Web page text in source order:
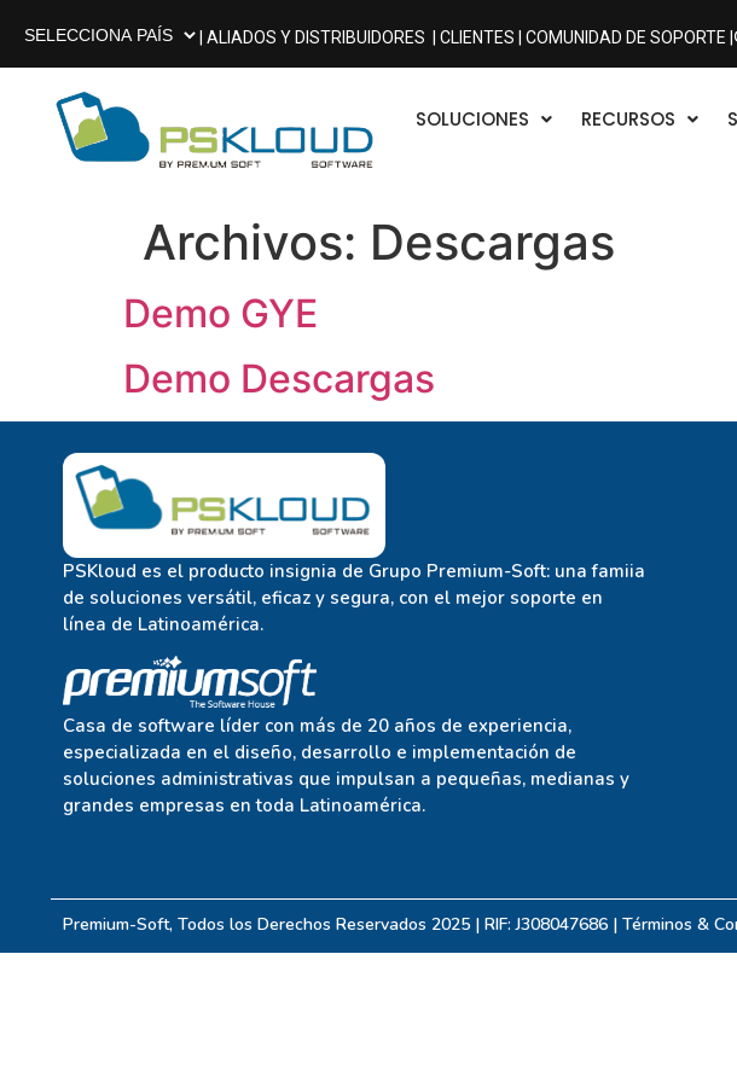
| ALIADOS Y DISTRIBUIDORES | CLIENTES | COMUNIDAD DE SOPORTE |
SOLUCIONES RECURSOS
Archivos: Descargas
Demo GYE
Demo Descargas
PSKloud es el producto insignia de Grupo Premium-Soft: una famiia
de soluciones versátil, eficaz y segura, con el mejor soporte en
línea de Latinoamérica.
Casa de software líder con más de 20 años de experiencia,
especializada en el diseño, desarrollo e implementación de
soluciones administrativas que impulsan a pequeñas, medianas y
grandes empresas en toda Latinoamérica.
Premium-Soft, Todos los Derechos Reservados 2025 | RIF: J308047686 | Términos &